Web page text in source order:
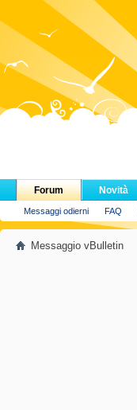
Forum
Messaggi odierni FAQ
Novità
Messaggio vBulletin